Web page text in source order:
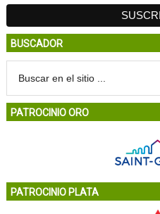
BUSCADOR
PATROCINIO ORO
PATROCINIO PLATA